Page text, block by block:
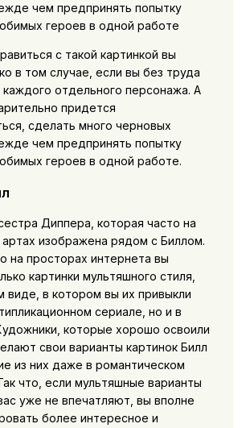
чем предпринять попытку
героев в одной работе
с такой картинкой вы
в том случае, если вы без труда
отдельного персонажа. А
придется
сделать много черновых
чем предпринять попытку
героев в одной работе.
Диппера, которая часто на
изображена рядом с Биллом.
на просторах интернета вы
картинки мультяшного стиля,
виде, в котором вы их привыкли
сериале, но и в
которые хорошо освоили
свои варианты картинок Билл
из них даже в романтическом
что, если мультяшные варианты
уже не впечатляют, вы вполне
более интересное и